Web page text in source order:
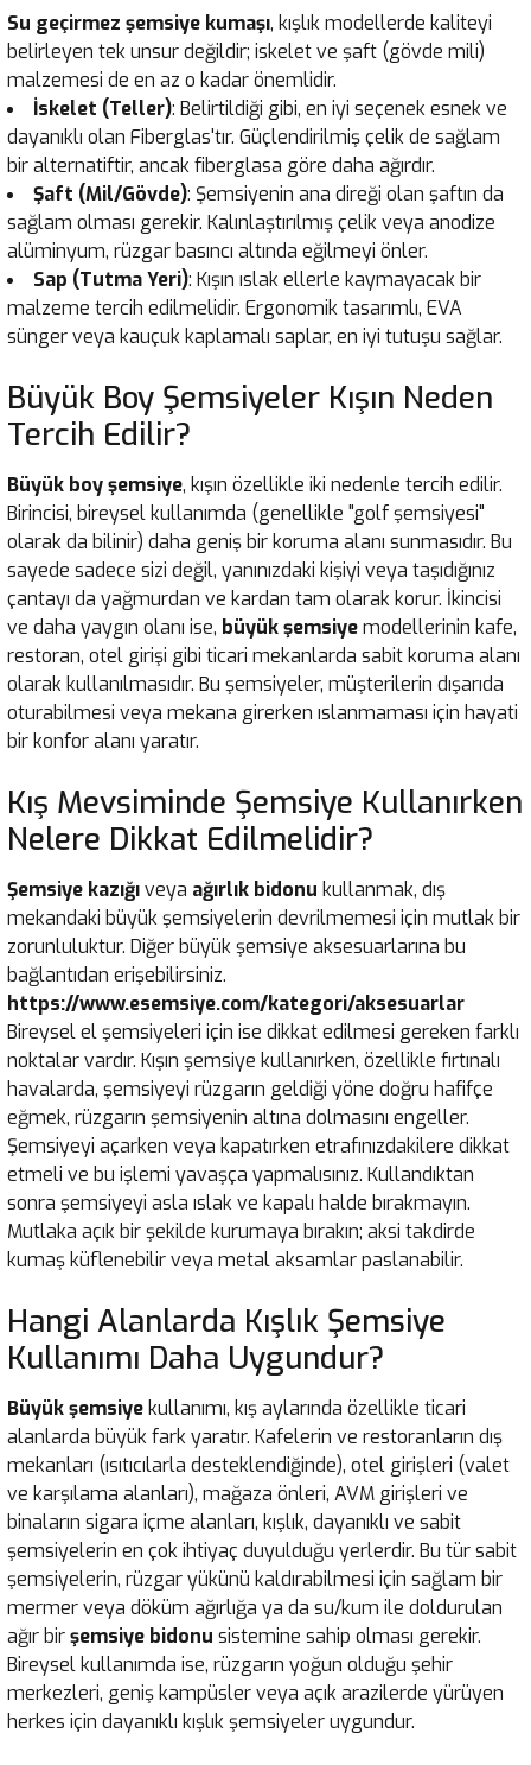
Su geçirmez şemsiye kumaşı, kışlık modellerde kaliteyi
belirleyen tek unsur değildir; iskelet ve şaft (gövde mili)
malzemesi de en az o kadar önemlidir.
İskelet (Teller): Belirtildiği gibi, en iyi seçenek esnek ve
dayanıklı olan Fiberglas'tır. Güçlendirilmiş çelik de sağlam
bir alternatiftir, ancak fiberglasa göre daha ağırdır.
Şaft (Mil/Gövde): Şemsiyenin ana direği olan şaftın da
sağlam olması gerekir. Kalınlaştırılmış çelik veya anodize
alüminyum, rüzgar basıncı altında eğilmeyi önler.
Sap (Tutma Yeri): Kışın ıslak ellerle kaymayacak bir
malzeme tercih edilmelidir. Ergonomik tasarımlı, EVA
sünger veya kauçuk kaplamalı saplar, en iyi tutuşu sağlar.
Büyük Boy Şemsiyeler Kışın Neden
Tercih Edilir?
Büyük boy şemsiye, kışın özellikle iki nedenle tercih edilir.
Birincisi, bireysel kullanımda (genellikle "golf şemsiyesi"
olarak da bilinir) daha geniş bir koruma alanı sunmasıdır. Bu
sayede sadece sizi değil, yanınızdaki kişiyi veya taşıdığınız
çantayı da yağmurdan ve kardan tam olarak korur. İkincisi
ve daha yaygın olanı ise, büyük şemsiyemodellerinin kafe,
restoran, otel girişi gibi ticari mekanlarda sabit koruma alanı
olarak kullanılmasıdır. Bu şemsiyeler, müşterilerin dışarıda
oturabilmesi veya mekana girerken ıslanmaması için hayati
bir konfor alanı yaratır.
Kış Mevsiminde Şemsiye Kullanırken
Nelere Dikkat Edilmelidir?
Şemsiye kazığıveya ağırlık bidonu kullanmak, dış
mekandaki büyük şemsiyelerin devrilmemesi için mutlak bir
zorunluluktur. Diğer büyük şemsiye aksesuarlarına bu
bağlantıdan erişebilirsiniz.
https://www.esemsiye.com/kategori/aksesuarlar
Bireysel el şemsiyeleri için ise dikkat edilmesi gereken farklı
noktalar vardır. Kışın şemsiye kullanırken, özellikle fırtınalı
havalarda, şemsiyeyi rüzgarın geldiği yöne doğru hafifçe
eğmek, rüzgarın şemsiyenin altına dolmasını engeller.
Şemsiyeyi açarken veya kapatırken etrafınızdakilere dikkat
etmeli ve bu işlemi yavaşça yapmalısınız. Kullandıktan
sonra şemsiyeyi asla ıslak ve kapalı halde bırakmayın.
Mutlaka açık bir şekilde kurumaya bırakın; aksi takdirde
kumaş küflenebilir veya metal aksamlar paslanabilir.
Hangi Alanlarda Kışlık Şemsiye
Kullanımı Daha Uygundur?
Büyük şemsiyekullanımı, kış aylarında özellikle ticari
alanlarda büyük fark yaratır. Kafelerin ve restoranların dış
mekanları (ısıtıcılarla desteklendiğinde), otel girişleri (valet
ve karşılama alanları), mağaza önleri, AVM girişleri ve
binaların sigara içme alanları, kışlık, dayanıklı ve sabit
şemsiyelerin en çok ihtiyaç duyulduğu yerlerdir. Bu tür sabit
şemsiyelerin, rüzgar yükünü kaldırabilmesi için sağlam bir
mermer veya döküm ağırlığa ya da su/kum ile doldurulan
ağır birşemsiye bidonu sistemine sahip olması gerekir.
Bireysel kullanımda ise, rüzgarın yoğun olduğu şehir
merkezleri, geniş kampüsler veya açık arazilerde yürüyen
herkes için dayanıklı kışlık şemsiyeler uygundur.